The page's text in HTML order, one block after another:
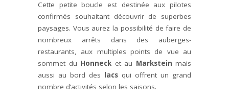
Cette petite boucle est destinée aux pilotes
confirmés souhaitant découvrir de superbes
paysages. Vous aurez la possibilité de faire de
nombreux arrêts dans des auberges-
restaurants, aux multiples points de vue au
sommet du Honneck et au Markstein mais
aussi au bord des lacs qui offrent un grand
nombre d’activités selon les saisons.